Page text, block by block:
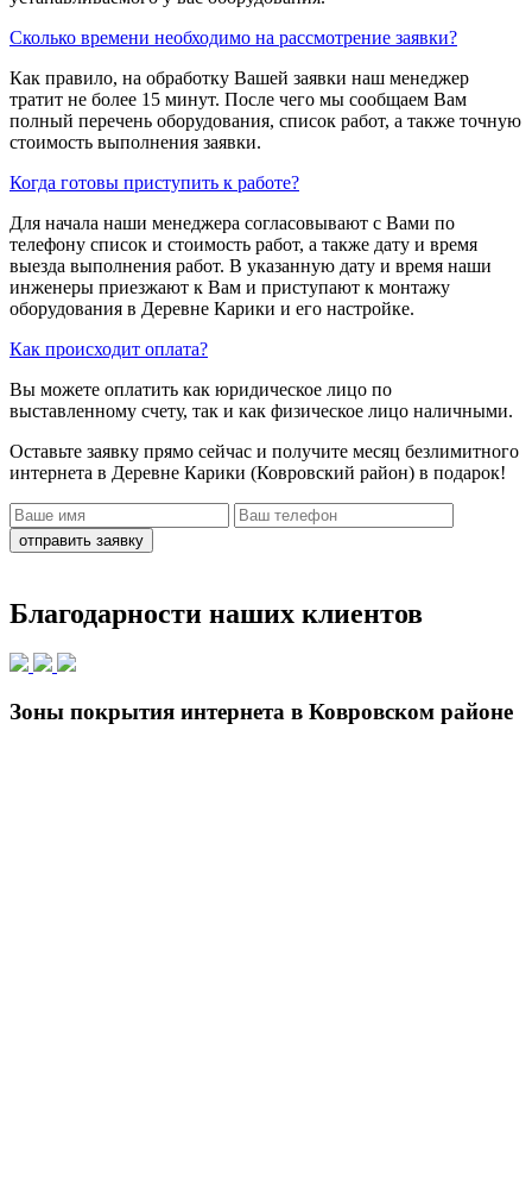
Сколько времени необходимо на рассмотрение заявки?
Как правило, на обработку Вашей заявки наш менеджер
тратит не более 15 минут. После чего мы сообщаем Вам
полный перечень оборудования, список работ, а также точную
стоимость выполнения заявки.
Когда готовы приступить к работе?
Для начала наши менеджера согласовывают с Вами по
телефону список и стоимость работ, а также дату и время
выезда выполнения работ. В указанную дату и время наши
инженеры приезжают к Вам и приступают к монтажу
оборудования в Деревне Карики и его настройке.
Как происходит оплата?
Вы можете оплатить как юридическое лицо по
выставленному счету, так и как физическое лицо наличными.
Оставьте заявку прямо сейчас и получите месяц безлимитного
интернета в Деревне Карики (Ковровский район) в подарок!
отправить заявку
Благодарности наших клиентов
Зоны покрытия интернета в Ковровском районе